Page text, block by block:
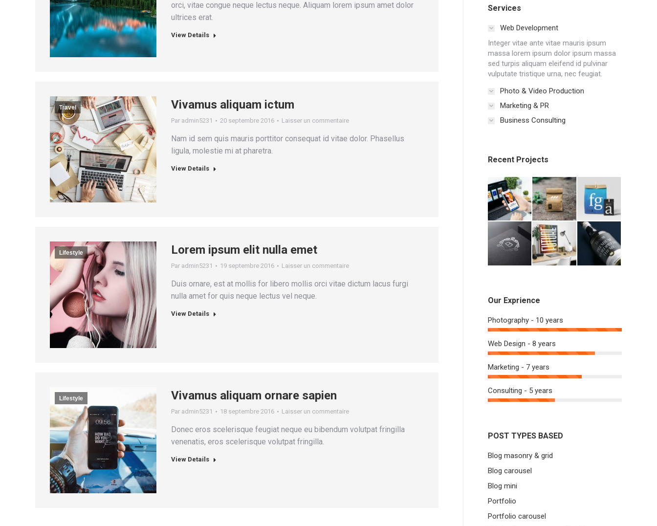
orci, vitae congue neque lectus neque. Aliquam lorem ipsum amet dolor
ultrices erat.
View Details
Travel Vivamus aliquam ictum
Par admin5231 20 septembre 2016 Laisser un commentaire
Nam id sem quis mauris porttitor consequat id vitae dolor. Phasellus
ligula, molestie mi at pharetra.
View Details
Lifestyle Lorem ipsum elit nulla emet
Par admin5231 19 septembre 2016 Laisser un commentaire
Duis ornare, est at mollis for libero mollis orci vitae dictum lacus furgi
nulla amet for quis neque lectus vel neque.
View Details
Lifestyle Vivamus aliquam ornare sapien
Par admin5231 18 septembre 2016 Laisser un commentaire
Donec eros scelerisque feugiat neque eu bibendum volutpat fringilla
venenatis, eros scelerisque volutpat fringilla.
View Details
Services
Web Development
Integer vitae ante vitae mauris ipsum
massa lorem ipsum dolor ipsum massa
sed turpis aliquam eleifend id pulvinar
vulputate tristique urna, nec feugiat.
Photo & Video Production
Marketing & PR
Business Consulting
Recent Projects
Our Exprience
Photography - 10 years
Web Design - 8 years
Marketing - 7 years
Consulting - 5 years
POST TYPES BASED
Blog masonry & grid
Blog carousel
Blog mini
Portfolio
Portfolio carousel